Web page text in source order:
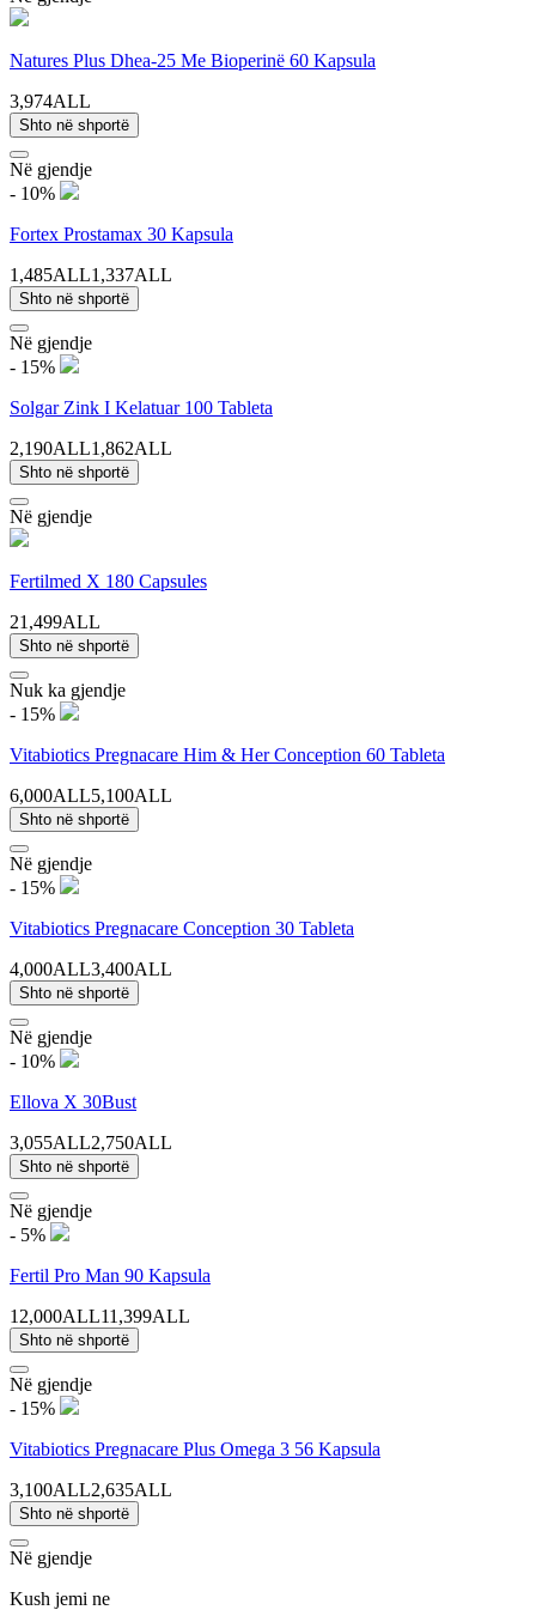
Natures Plus Dhea-25 Me Bioperinë 60 Kapsula
3,974ALL
Shto në shportë
Në gjendje
- 10%
Fortex Prostamax 30 Kapsula
1,485ALL1,337ALL
Shto në shportë
Në gjendje
- 15%
Solgar Zink I Kelatuar 100 Tableta
2,190ALL1,862ALL
Shto në shportë
Në gjendje
Fertilmed X 180 Capsules
21,499ALL
Shto në shportë
Nuk ka gjendje
- 15%
Vitabiotics Pregnacare Him & Her Conception 60 Tableta
6,000ALL5,100ALL
Shto në shportë
Në gjendje
- 15%
Vitabiotics Pregnacare Conception 30 Tableta
4,000ALL3,400ALL
Shto në shportë
Në gjendje
- 10%
Ellova X 30Bust
3,055ALL2,750ALL
Shto në shportë
Në gjendje
- 5%
Fertil Pro Man 90 Kapsula
12,000ALL11,399ALL
Shto në shportë
Në gjendje
- 15%
Vitabiotics Pregnacare Plus Omega 3 56 Kapsula
3,100ALL2,635ALL
Shto në shportë
Në gjendje
Kush jemi ne